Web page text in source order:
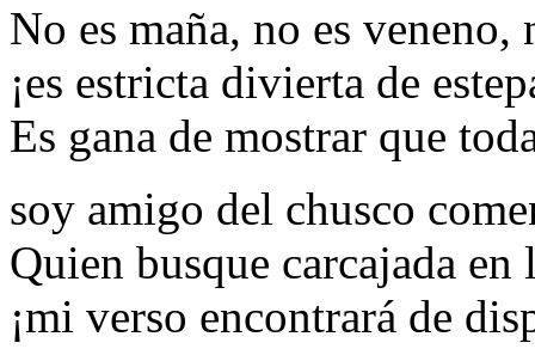
No es maña, no es veneno,
¡es estricta divierta de
Es gana de mostrar que
soy amigo del chusco
Quien busque carcajada en
¡mi verso encontrará de